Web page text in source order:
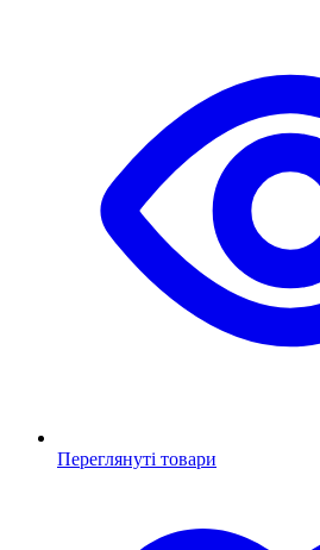
Переглянуті товари